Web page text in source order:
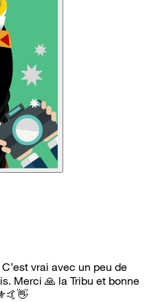
C’est vrai avec un peu de
Merci 🙏 la Tribu et bonne
🤙 👋